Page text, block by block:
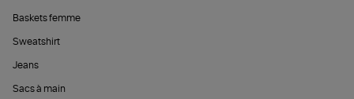
Baskets femme
Sweatshirt
Jeans
Sacs à main